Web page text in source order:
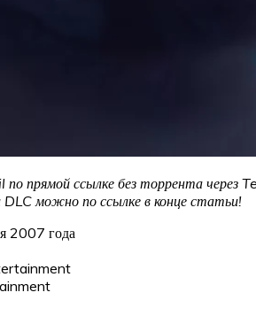
прямой ссылке без торрента через
DLC можно по ссылке в конце статьи!
2007 года